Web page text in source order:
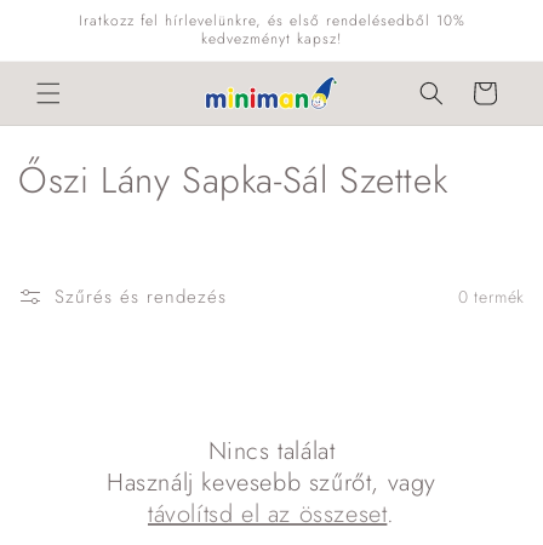
Ugrás aIratkozz fel hírlevelünkre, és első rendelésedből 10%
kedvezményt kapsz!
Kosár
K
Őszi Lány Sapka-Sál Szettek
Szűrés és rendezés 0 termék
Nincs találat
Használj kevesebb szűrőt, vagy
távolítsd el az összeset.